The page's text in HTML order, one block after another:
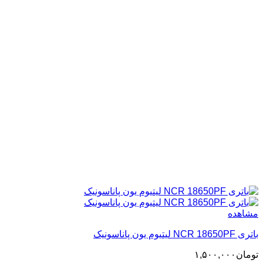
مشاهده
باتری NCR 18650PF لیتیوم یون پاناسونیک
تومان ۱,۵۰۰,۰۰۰